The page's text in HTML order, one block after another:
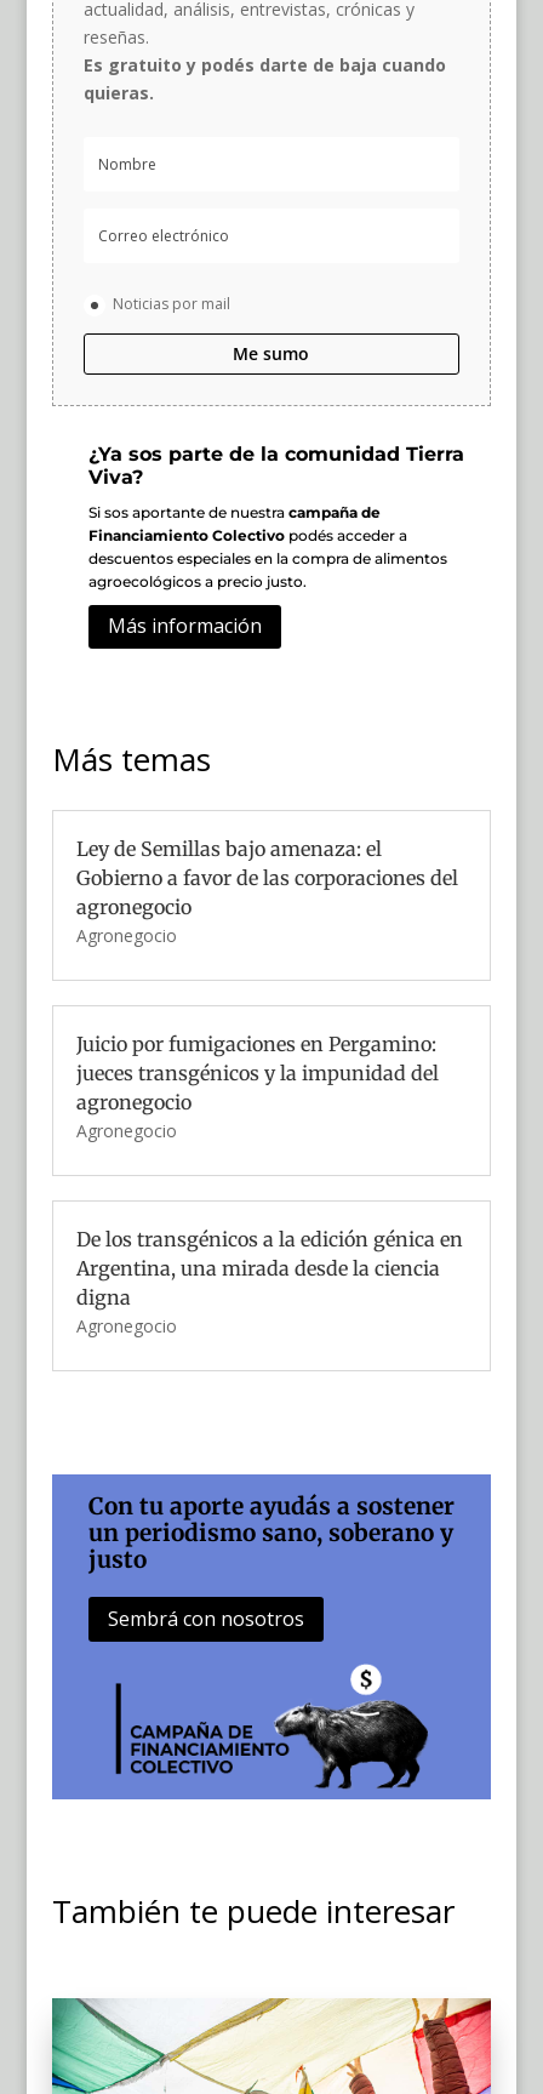
actualidad, análisis, entrevistas, crónicas y
reseñas.
Es gratuito y podés darte de baja cuando
quieras.
Noticias por mail
Me sumo
¿Ya sos parte de la comunidad Tierra
Viva?
Si sos aportante de nuestra campaña de
Financiamiento Colectivopodés acceder a
descuentos especiales en la compra de alimentos
agroecológicos a precio justo.
Más información
Más temas
Ley de Semillas bajo amenaza: el
Gobierno a favor de las corporaciones del
agronegocio
Agronegocio
Juicio por fumigaciones en Pergamino:
jueces transgénicos y la impunidad del
agronegocio
Agronegocio
De los transgénicos a la edición génica en
Argentina, una mirada desde la ciencia
digna
Agronegocio
Con tu aporte ayudás a sostener
un periodismo sano, soberano y
justo
Sembrá con nosotros
También te puede interesar